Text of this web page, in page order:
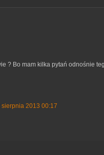
? Bo mam kilka pytań odnośnie
sierpnia 2013 00:17